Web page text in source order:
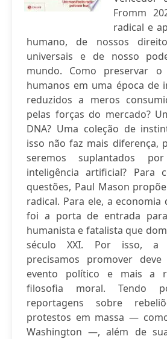
Fromm
radical e
humano, de nossos
universais e de nosso
mundo. Como preservar
humanos em uma época de
reduzidos a meros
pelas forças do mercado?
DNA? Uma coleção de
isso não faz mais diferença,
seremos suplantados
inteligência artificial? Para
questões, Paul Mason
radical. Para ele, a economia
foi a porta de entrada
humanista e fatalista que
século XXI. Por isso, a
precisamos promover
evento político e mais a
filosofia moral. Tendo
reportagens sobre
protestos em massa —
Washington —, além de